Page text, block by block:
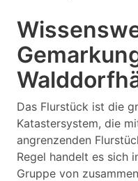
Das Flurstück ist die
Katastersystem, die
angrenzenden
Regel handelt es sich
Gruppe von